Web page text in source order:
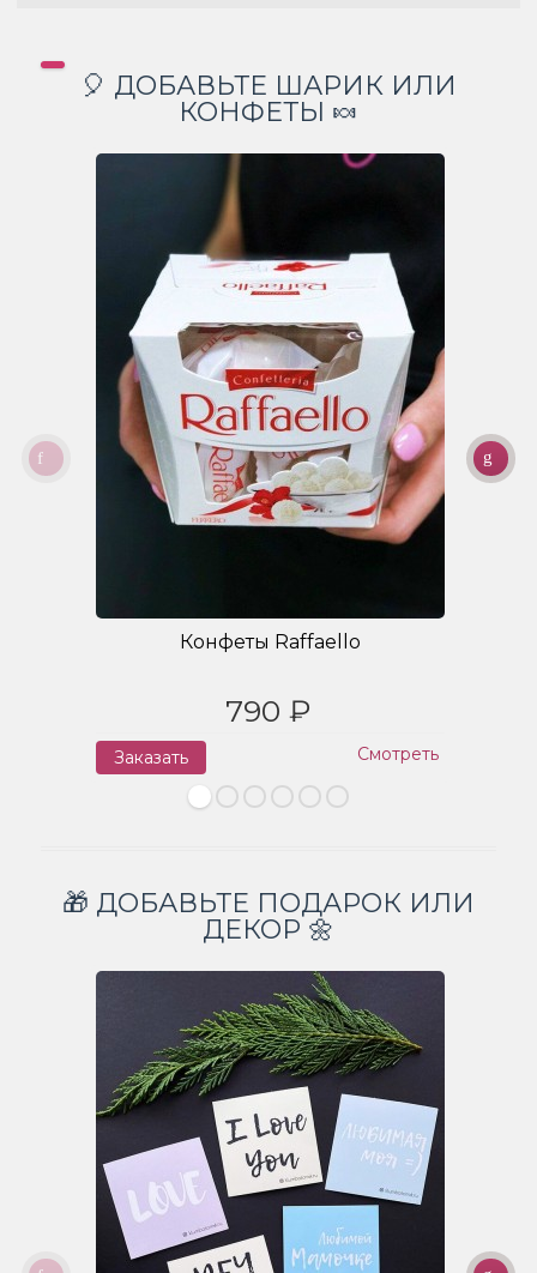
🎈 ДОБАВЬТЕ ШАРИК ИЛИ
КОНФЕТЫ 🍬
Конфеты Raffaello
790 ₽
Заказать Смотреть
🎁 ДОБАВЬТЕ ПОДАРОК ИЛИ
ДЕКОР 🌼